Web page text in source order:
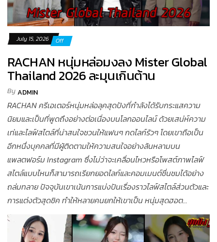
July 15, 2026 Off
RACHAN หนุ่มหล่อมงลง Mister Global
Thailand 2026 ละมุนเกินต้าน
ByADMIN
RACHAN ครีเอเตอร์หนุ่มหล่อลุคสุดปังที่กำลังได้รับกระแสความ
นิยมและเป็นที่พูดถึงอย่างต่อเนื่องบนโลกออนไลน์ ด้วยเสน่ห์ความ
เท่และไลฟ์สไตล์ที่น่าสนใจชวนให้แฟนๆ กดไลก์รัวๆ โดยเขาถือเป็น
อีกหนึ่งบุคคลที่มีผู้ติดตามให้ความสนใจอย่างล้นหลามบน
แพลตฟอร์ม Instagram ซึ่งไม่ว่าจะเคลื่อนไหวหรือโพสต์ภาพไลฟ์
สไตล์แบบไหนก็สามารถเรียกยอดไลก์และคอมเมนต์ชื่นชมได้อย่าง
ถล่มทลาย ปัจจุบันเขาเน้นการแบ่งปันเรื่องราวไลฟ์สไตล์ส่วนตัวและ
การแต่งตัวสุดชิค ทำให้หลายคนยกให้เขาเป็น หนุ่มสุดฮอต...